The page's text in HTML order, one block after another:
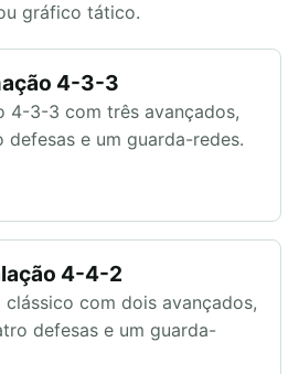
gráfico tático.
4-3-3
4-3-3 com três avançados,
e um guarda-redes.
4-4-2
com dois avançados,
defesas e um guarda-